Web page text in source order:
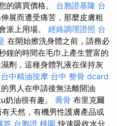
的購買價格。 台胞證基隆 台
展而遭受痛苦，那麼皮膚粗
派上用場。 經絡調理證照 台
在開始擦洗身體之前，請務必
鐘的時間在毛巾上產生豐富的
劑，這種身體乳液在保持灰
台中精油按摩 台中 整骨 dcard
男人在申請後無法離開油
奶油很有趣。 喬骨 布里克爾
天然，有機男性護膚產品或
答 台胞證 桃園 快速吸收水分